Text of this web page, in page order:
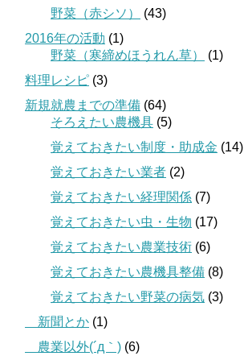
野菜（赤シソ）
(43)
2016年の活動 (1)
野菜（寒締めほうれん草）
(1)
料理レシピ (3)
新規就農までの準備 (64)
そろえたい農機具 (5)
覚えておきたい制度・助成金 (14)
覚えておきたい業者 (2)
覚えておきたい経理関係 (7)
覚えておきたい虫・生物 (17)
覚えておきたい農業技術 (6)
覚えておきたい農機具整備 (8)
覚えておきたい野菜の病気 (3)
＿新聞とか (1)
＿農業以外(´д｀) (6)